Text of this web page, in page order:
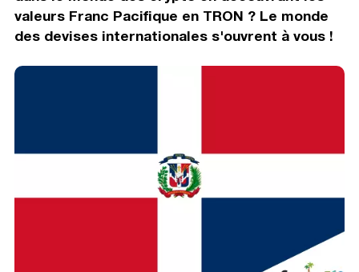
valeurs Franc Pacifique en TRON ? Le monde
des devises internationales s'ouvrent à vous !